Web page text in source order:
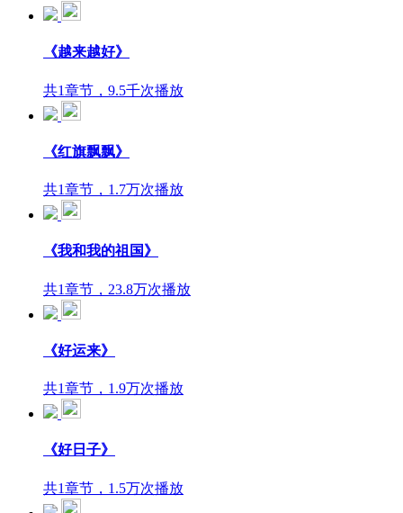
《越来越好》
共1章节，9.5千次播放
《红旗飘飘》
共1章节，1.7万次播放
《我和我的祖国》
共1章节，23.8万次播放
《好运来》
共1章节，1.9万次播放
《好日子》
共1章节，1.5万次播放